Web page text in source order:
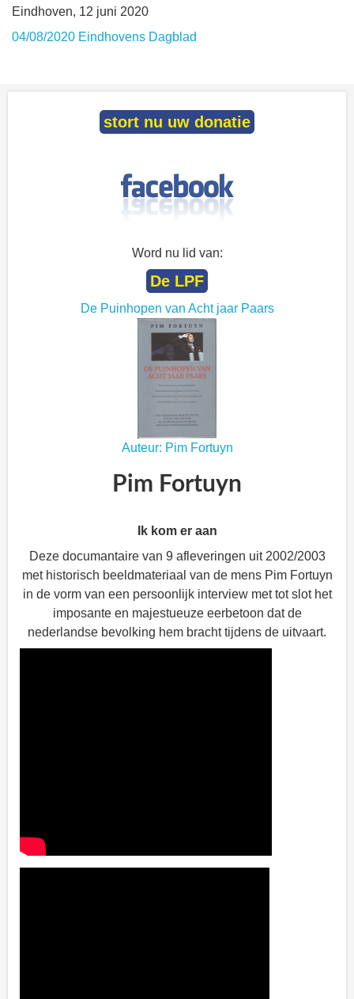
Eindhoven, 12 juni 2020
04/08/2020 Eindhovens Dagblad
stort nu uw donatie
Word nu lid van:
De LPF
De Puinhopen van Acht jaar Paars
Auteur: Pim Fortuyn
Pim Fortuyn
Ik kom er aan
Deze documantaire van 9 afleveringen uit 2002/2003
met historisch beeldmateriaal van de mens Pim Fortuyn
in de vorm van een persoonlijk interview met tot slot het
imposante en majestueuze eerbetoon dat de
nederlandse bevolking hem bracht tijdens de uitvaart.